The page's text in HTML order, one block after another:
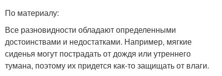
По материалу:
Все разновидности обладают определенными
достоинствами и недостатками. Например, мягкие
сиденья могут пострадать от дождя или утреннего
тумана, поэтому их придется как-то защищать от влаги.